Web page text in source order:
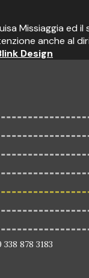
Missiaggia ed
anche al
Design
878 3183